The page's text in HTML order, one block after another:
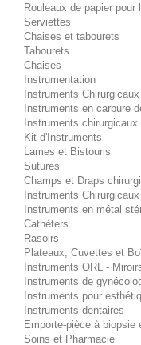
Rouleaux de papier pour
Serviettes
Chaises et tabourets
Tabourets
Chaises
Instrumentation
Instruments Chirurgicaux
Instruments en carbure
Instruments chirurgicaux
Kit d'Instruments
Lames et Bistouris
Sutures
Champs et Draps
Instruments
Instruments en métal
Cathéters
Rasoirs
Plateaux, Cuvettes et
Instruments ORL -
Instruments de
Instruments pour
Instruments dentaires
Emporte-pièce à biopsie
Soins et Pharmacie